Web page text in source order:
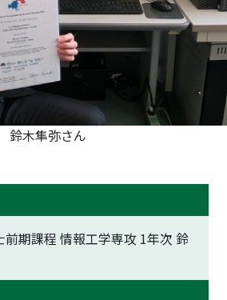
トップに戻る
鈴木隼弥さん
期課程 情報工学専攻 1年次 鈴